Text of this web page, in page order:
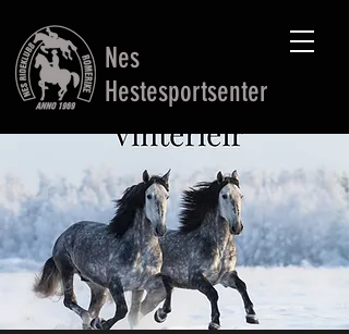
Nes
Hestesportsenter